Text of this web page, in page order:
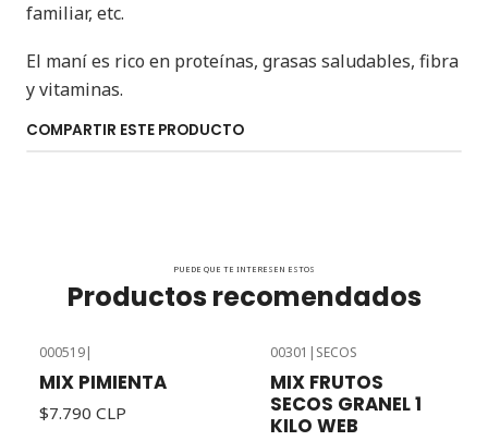
familiar, etc.
El maní es rico en proteínas, grasas saludables, fibra
y vitaminas.
COMPARTIR ESTE PRODUCTO
PUEDE QUE TE INTERESEN ESTOS
Productos recomendados
000519|
MIX PIMIENTA
$7.790 CLP
00301 | SECOS
MIX FRUTOS
SECOS GRANEL 1
KILO WEB